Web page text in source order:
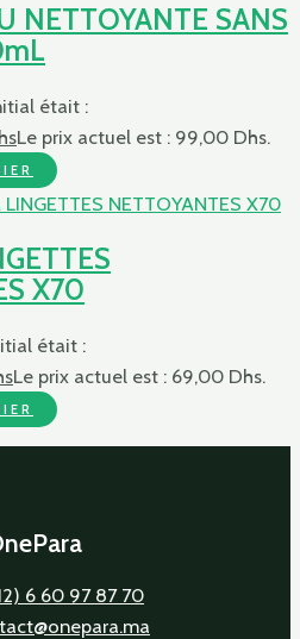
NETTOYANTE SANS
était :
Le prix actuel est : 99,00 Dhs.
X70
était :
Le prix actuel est : 69,00 Dhs.
6 60 97 87 70